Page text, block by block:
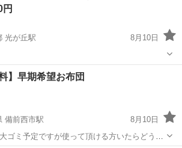
円
光が丘駅
8月10日
丘駅 寝具 掛け布団
】早期希望お布団
備前西市駅
8月10日
ゴミ予定ですが使って頂ける方いたらどうぞ